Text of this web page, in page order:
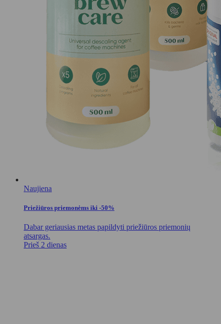
Naujiena
Priežiūros priemonėms iki -50%
Dabar geriausias metas papildyti priežiūros priemonių
atsargas.
Prieš 2 dienas